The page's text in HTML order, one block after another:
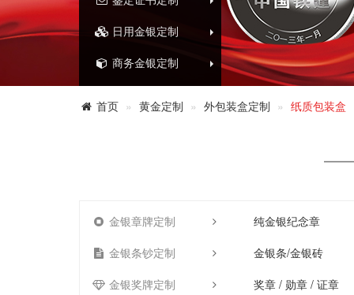
日用金银定制
商务金银定制
首页 黄金定制 外包装盒定制 纸质包装盒
金银章牌定制
纯金银纪念章
金银条钞定制
金银条/金银砖
金银奖牌定制
奖章 / 勋章 / 证章